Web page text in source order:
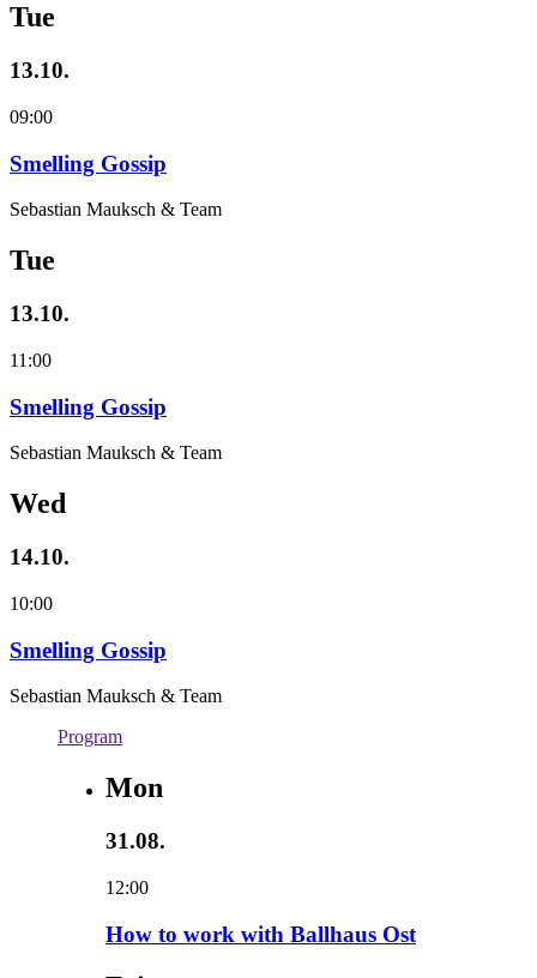
Tue
13.10.
09:00
Smelling Gossip
Sebastian Mauksch & Team
Tue
13.10.
11:00
Smelling Gossip
Sebastian Mauksch & Team
Wed
14.10.
10:00
Smelling Gossip
Sebastian Mauksch & Team
Program
Mon
31.08.
12:00
How to work with Ballhaus Ost